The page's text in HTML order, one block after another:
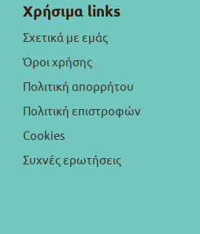
Χρήσιμα links
Σχετικά με εμάς
Όροι χρήσης
Πολιτική απορρήτου
Πολιτική επιστροφών
Cookies
Συχνές ερωτήσεις